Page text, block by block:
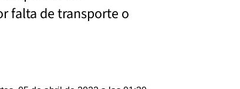
falta de transporte o